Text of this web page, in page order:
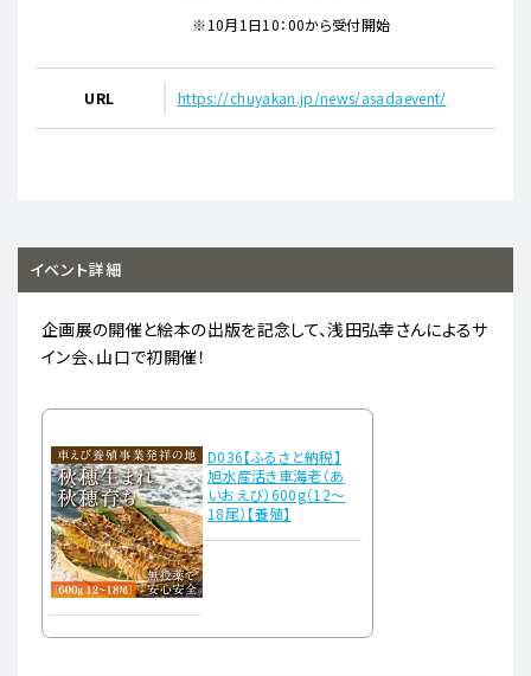
※10月1日10：00から受付開始
URL https://chuyakan.jp/news/asadaevent/
イベント詳細
企画展の開催と絵本の出版を記念して、浅田弘幸さんによるサ
イン会、山口で初開催！
D036【ふるさと納税】
旭水産活き車海老（あ
いおえび）600g（12～
18尾）【養殖】